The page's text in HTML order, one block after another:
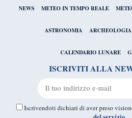
NEWS METEO IN TEMPO REALE
ASTRONOMIA ARCHEOLOGIA
CALENDARIO LUNARE
ISCRIVITI ALLA
Iscrivendoti dichiari di aver preso